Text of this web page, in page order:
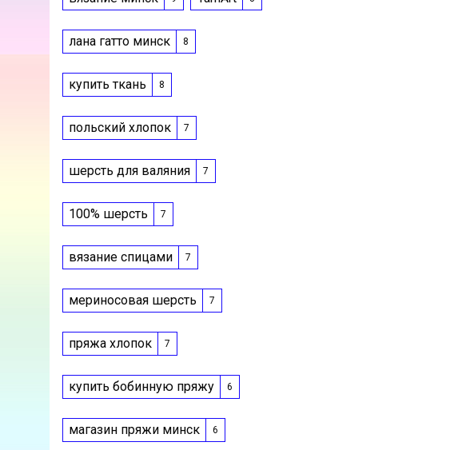
лана гатто минск 8
купить ткань 8
польский хлопок 7
шерсть для валяния 7
100% шерсть 7
вязание спицами 7
мериносовая шерсть 7
пряжа хлопок 7
купить бобинную пряжу 6
магазин пряжи минск 6